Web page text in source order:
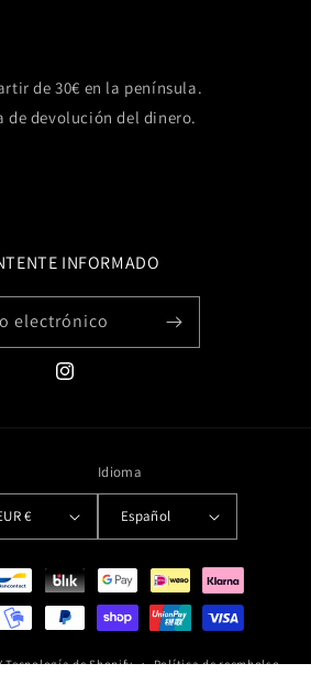
de 30€ en la península.
de devolución del dinero.
INFORMADO
electrónico
Instagram
España | EUR €
Idioma
Español
Tecnología de Shopify Política de reembolso